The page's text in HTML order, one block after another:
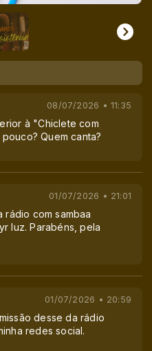
08/07/2026 • 11:35
à "Chiclete com
Quem canta?
01/07/2026 • 21:01
rádio com sambaa
luz. Parabéns, pela
01/07/2026 • 20:59
desse da rádio
redes social.